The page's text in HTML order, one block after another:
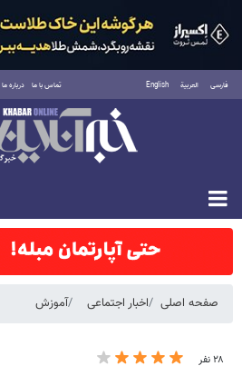
فارسی العربية English تماس با ما درباره ما
شنبه ۱۷ مرداد ۱۴۰۵
صفحه اصلی اخبار اجتماعی آموزش
۲۸ نفر